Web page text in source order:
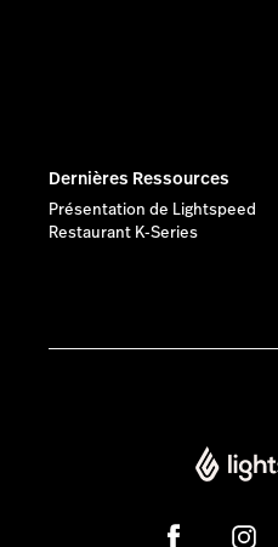
Dernières Ressources
Présentation de Lightspeed
Restaurant K-Series